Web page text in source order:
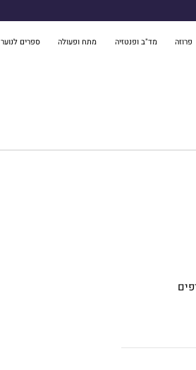
פרוזה מד"ב ופנטזיה מתח ופעולה ספרים לנוער